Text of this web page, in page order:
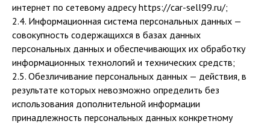
интернет по сетевому адресу https://car-sell99.ru/;
2.4. Информационная система персональных данных —
совокупность содержащихся в базах данных
персональных данных и обеспечивающих их обработку
информационных технологий и технических средств;
2.5. Обезличивание персональных данных — действия, в
результате которых невозможно определить без
использования дополнительной информации
принадлежность персональных данных конкретному